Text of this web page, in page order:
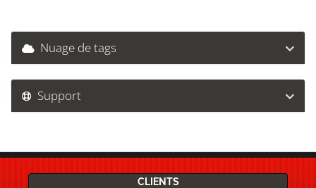
Nuage de tags
Support
CLIENTS